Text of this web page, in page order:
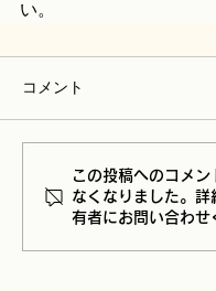
い。
コメント
この投稿へのコメン
なくなりました。詳
有者にお問い合わせ